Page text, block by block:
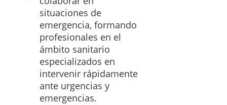
situaciones de
emergencia, formando
profesionales en el
ámbito sanitario
especializados en
intervenir rápidamente
ante urgencias y
emergencias.